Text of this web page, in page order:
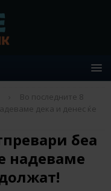
Во последните 8
дека и денес ќе
беа
надеваме